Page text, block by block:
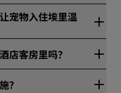
的活动无规定。
宠物入住埃里温
店客房里吗？
？